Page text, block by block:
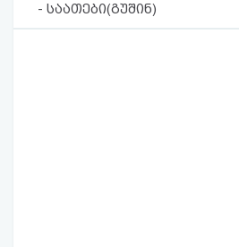
- საათები(გუშინ)